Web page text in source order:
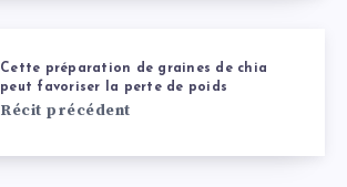
Cette préparation de graines de chia
peut favoriser la perte de poids
Récit précédent